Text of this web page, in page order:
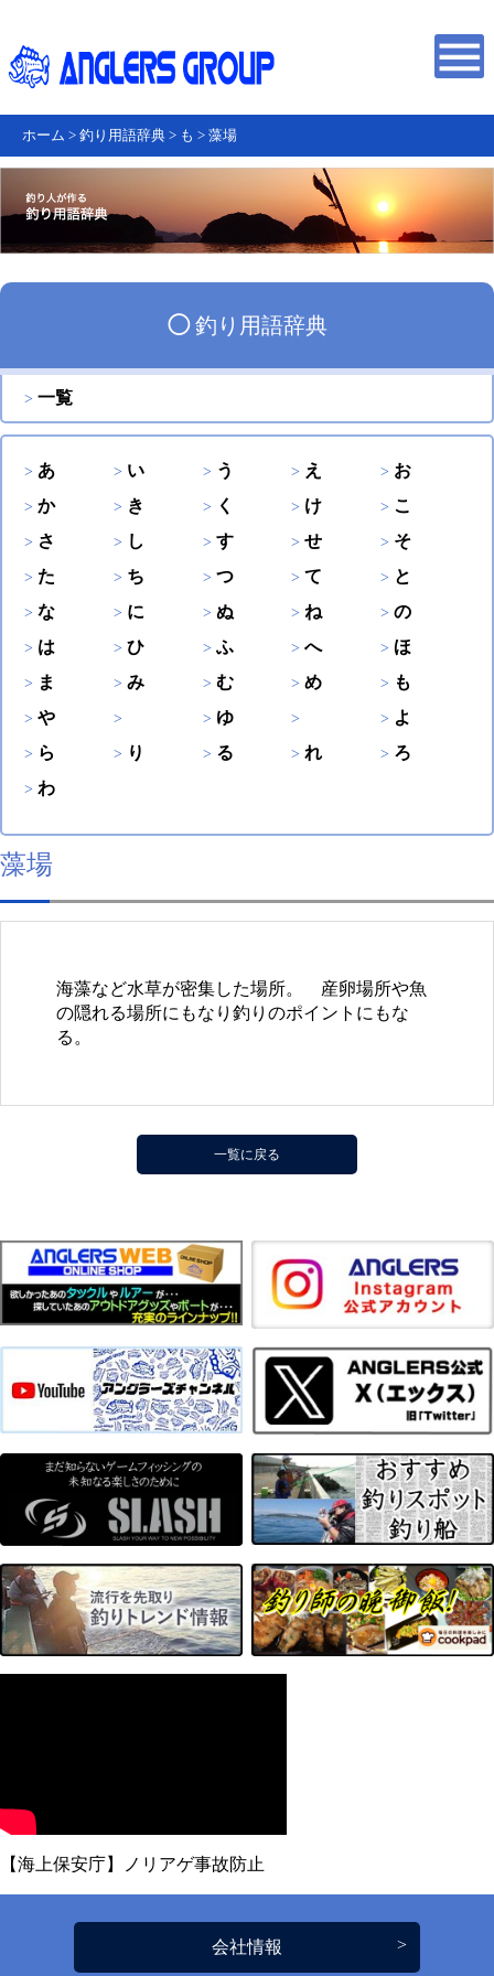
ホーム > 釣り用語辞典 > も > 藻場
◯釣り用語辞典
一覧
あ い う え
お
か
き く け
こ
さ
し す せ
そ
た
ち つ て
と
な
に ぬ ね
の
は
ひ ふ へ
ほ
ま
み む め
も
や
ゆ
よ
ら
り る れ
ろ
わ
藻場
海藻など水草が密集した場所。 産卵場所や魚
の隠れる場所にもなり釣りのポイントにもな
る。
一覧に戻る
【海上保安庁】ノリアゲ事故防止
会社情報